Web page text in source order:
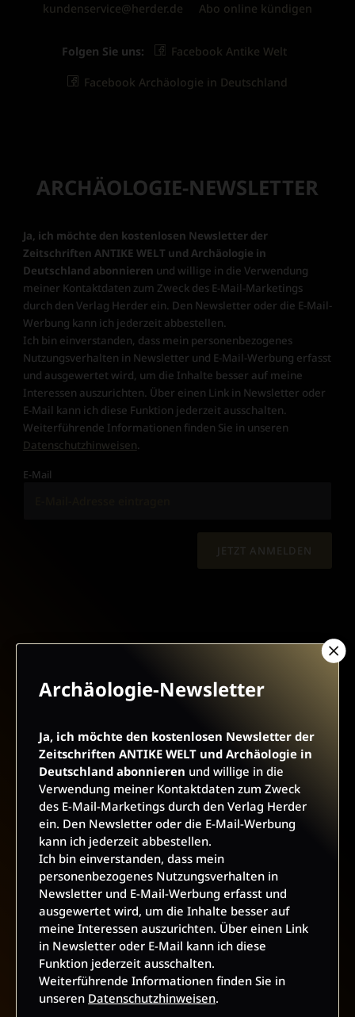
kundenservice@herder.de
Abo online kündigen
Folgen Sie uns: Facebook Antike Welt
Facebook Archäologie in Deutschland
ARCHÄOLOGIE-NEWSLETTER
Ja, ich möchte den kostenlosen Newsletter der
Zeitschriften ANTIKE WELT und Archäologie in
Deutschland abonnieren und willige in die Verwendung
meiner Kontaktdaten zum Zweck des E-Mail-Marketings
durch den Verlag Herder ein. Den Newsletter oder die E-Mail-
Werbung kann ich jederzeit abbestellen.
Ich bin einverstanden, dass mein personenbezogenes
Nutzungsverhalten in Newsletter und E-Mail-Werbung erfasst
und ausgewertet wird, um die Inhalte besser auf meine
Interessen auszurichten. Über einen Link in Newsletter oder
E-Mail kann ich diese Funktion jederzeit ausschalten.
Weiterführende Informationen finden Sie in unseren
Datenschutzhinweisen.
E-Mail
JETZT ANMELDEN
AGB UND WIDERRUFSBELEHRUNG DATENSCHUTZ
VERTRAG WIDERRUFEN
ABO ONLINE KÜNDIGEN
Archäologie-Newsletter
Ja, ich möchte den kostenlosen Newsletter der
Zeitschriften ANTIKE WELT und Archäologie in
Deutschland abonnieren und willige in die
Verwendung meiner Kontaktdaten zum Zweck
des E-Mail-Marketings durch den Verlag Herder
ein. Den Newsletter oder die E-Mail-Werbung
kann ich jederzeit abbestellen.
Ich bin einverstanden, dass mein
personenbezogenes Nutzungsverhalten in
Newsletter und E-Mail-Werbung erfasst und
ausgewertet wird, um die Inhalte besser auf
meine Interessen auszurichten. Über einen Link
in Newsletter oder E-Mail kann ich diese
Funktion jederzeit ausschalten.
Weiterführende Informationen finden Sie in
unseren Datenschutzhinweisen.